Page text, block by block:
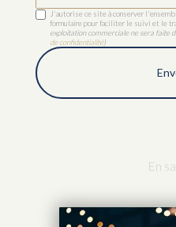
J'autorise ce site à conserver
formulaire pour faciliter le suivi et le
exploitation commerciale ne sera faite
de confidentialité)
En